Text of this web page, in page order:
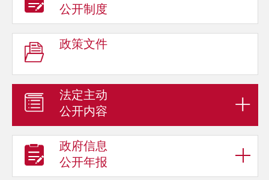
公开制度
政策文件
法定主动
公开内容
政府信息
公开年报